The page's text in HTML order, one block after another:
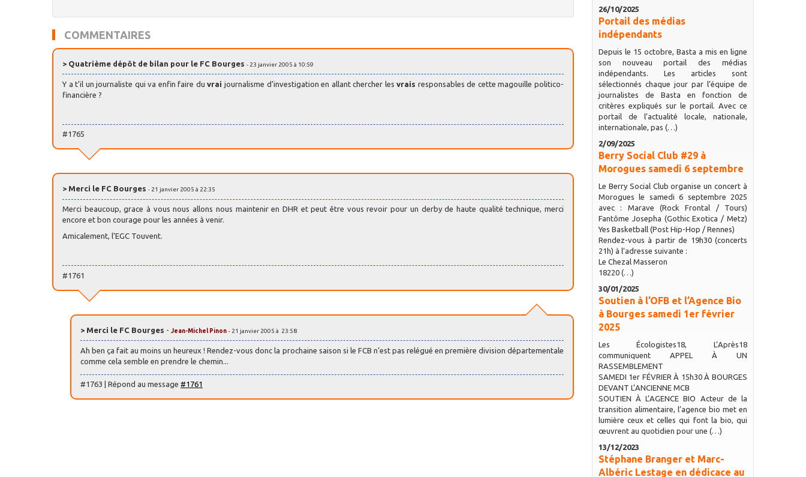
COMMENTAIRES
> Quatrième dépôt de bilan pour le FC Bourges - 23 janvier 2005 à 10:59
Y a t’il un journaliste qui va enfin faire duvrai journalisme d’investigation en allant chercher lesvrais responsables de cette magouille politico-
financière ?
#1765
> Merci le FC Bourges - 21 janvier 2005 à 22:35
Merci beaucoup, grace à vous nous allons nous maintenir en DHR et peut être vous revoir pour un derby de haute qualité technique, merci
encore et bon courage pour les années à venir.
Amicalement, l’EGC Touvent.
#1761
> Merci le FC Bourges - Jean-Michel Pinon - 21 janvier 2005 à 23:58
Ah ben ça fait au moins un heureux ! Rendez-vous donc la prochaine saison si le FCB n’est pas relégué en première division départementale
comme cela semble en prendre le chemin...
#1763 | Répond au message #1761
26/10/2025
Portail des médias
indépendants
Depuis le 15 octobre, Basta a mis en ligne
son nouveau portail des médias
indépendants. Les articles sont
sélectionnés chaque jour par l’équipe de
journalistes de Basta en fonction de
critères expliqués sur le portail. Avec ce
portail de l’actualité locale, nationale,
internationale, pas (…)
2/09/2025
Berry Social Club #29 à
Morogues samedi 6 septembre
Le Berry Social Club organise un concert à
Morogues le samedi 6 septembre 2025
avec : Marave (Rock Frontal / Tours)
Fantôme Josepha (Gothic Exotica / Metz)
Yes Basketball (Post Hip-Hop / Rennes)
Rendez-vous à partir de 19h30 (concerts
21h) à l’adresse suivante :
Le Chezal Masseron
18220 (…)
30/01/2025
Soutien à l’OFB et l’Agence Bio
à Bourges samedi 1er février
2025
Les Écologistes18, L’Après18
communiquent APPEL À UN
RASSEMBLEMENT
SAMEDI 1er FÉVRIER À 15h30 À BOURGES
DEVANT L’ANCIENNE MCB
SOUTIEN À L’AGENCE BIO Acteur de la
transition alimentaire, l’agence bio met en
lumière ceux et celles qui font la bio, qui
œuvrent au quotidien pour une (…)
13/12/2023
Stéphane Branger et Marc-
Albéric Lestage en dédicace au